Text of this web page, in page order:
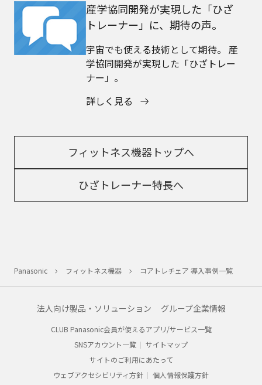
産学協同開発が実現した「ひざ
トレーナー」に、期待の声。
宇宙でも使える技術として期待。 産
学協同開発が実現した「ひざトレー
ナー」。
詳しく見る
フィットネス機器トップへ
ひざトレーナー特長へ
Panasonic フィットネス機器 コアトレチェア 導入事例一覧
法人向け製品・ソリューション グループ企業情報
CLUB Panasonic会員が使えるアプリ/サービス一覧
SNSアカウント一覧
サイトマップ
サイトのご利用にあたって
ウェブアクセシビリティ方針
個人情報保護方針